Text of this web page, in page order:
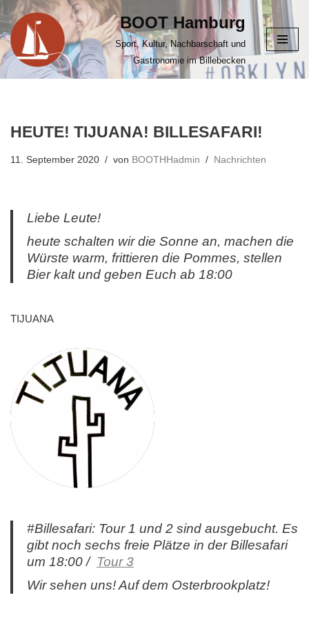
Zum
Inhalt
springen
BOOT Hamburg
Sport, Kultur, Nachbarschaft und
Gastronomie im Billebecken
HEUTE! TIJUANA! BILLESAFARI!
11. September 2020 von BOOTHHadmin Nachrichten
Liebe Leute!
heute schalten wir die Sonne an, machen die
Würste warm, frittieren die Pommes, stellen
Bier kalt und geben Euch ab 18:00
TIJUANA
#Billesafari: Tour 1 und 2 sind ausgebucht. Es
gibt noch sechs freie Plätze in der Billesafari
um 18:00 / Tour 3
Wir sehen uns! Auf dem Osterbrookplatz!